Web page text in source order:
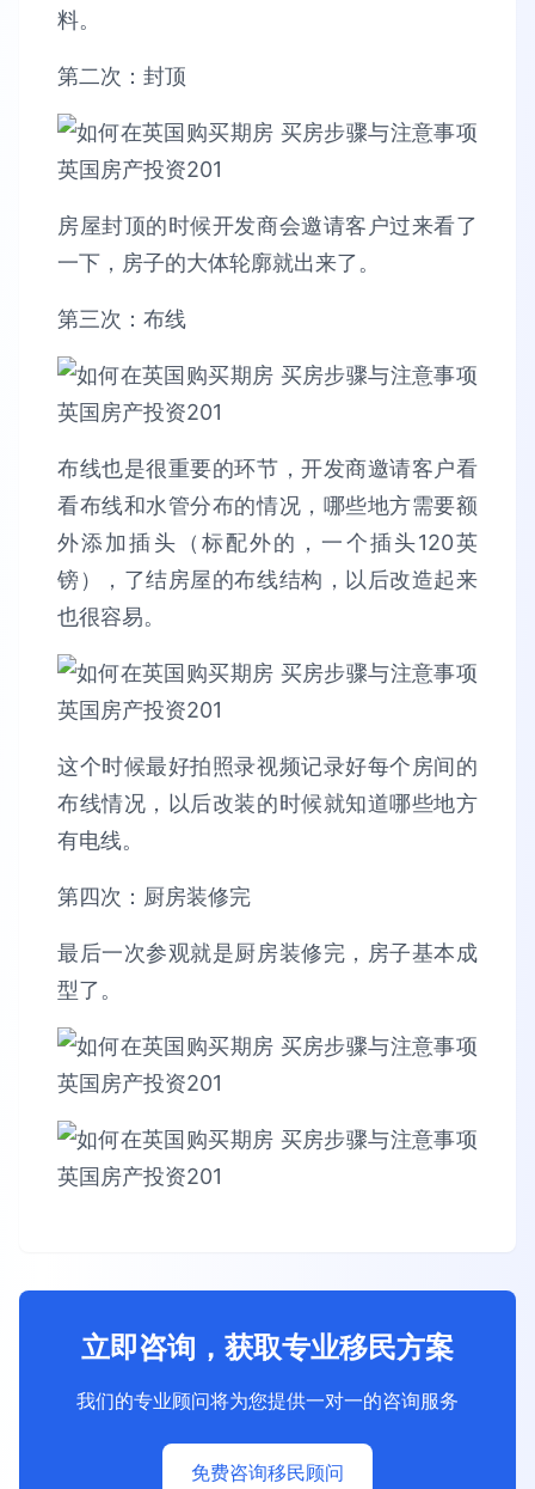
料。
第二次：封顶
房屋封顶的时候开发商会邀请客户过来看了
一下，房子的大体轮廓就出来了。
第三次：布线
布线也是很重要的环节，开发商邀请客户看
看布线和水管分布的情况，哪些地方需要额
外添加插头（标配外的，一个插头120英
镑），了结房屋的布线结构，以后改造起来
也很容易。
这个时候最好拍照录视频记录好每个房间的
布线情况，以后改装的时候就知道哪些地方
有电线。
第四次：厨房装修完
最后一次参观就是厨房装修完，房子基本成
型了。
立即咨询，获取专业移民方案
我们的专业顾问将为您提供一对一的咨询服务
免费咨询移民顾问